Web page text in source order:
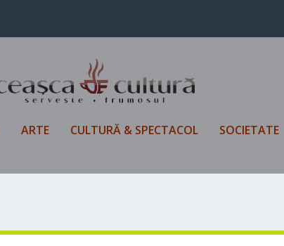
ARTE CULTURĂ & SPECTACOL SOCIETATE